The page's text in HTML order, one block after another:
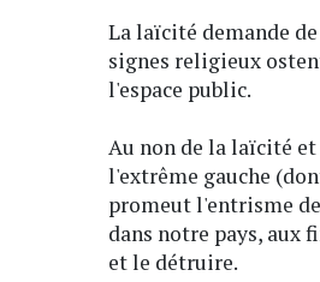
La laïcité demande
signes religieux
l'espace public.
Au non de la laïcité
l'extrême gauche
promeut l'entrisme
dans notre pays, aux
et le détruire.